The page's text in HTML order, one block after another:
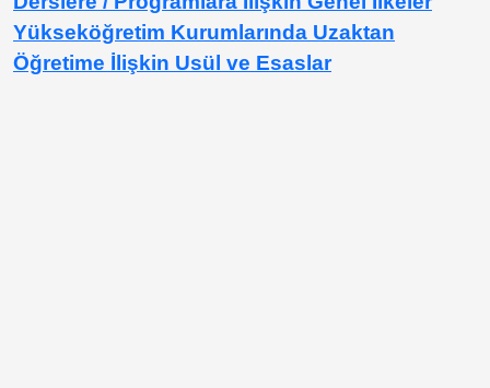
Yükseköğretim Kurumlarında Uzaktan
Öğretime İlişkin Usül ve Esaslar